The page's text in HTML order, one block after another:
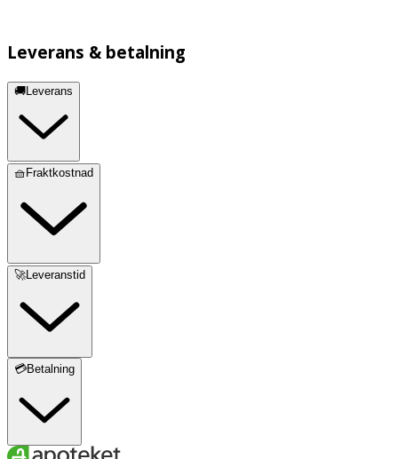
Leverans & betalning
🚚Leverans
🧺Fraktkostnad
🚀Leveranstid
💳Betalning